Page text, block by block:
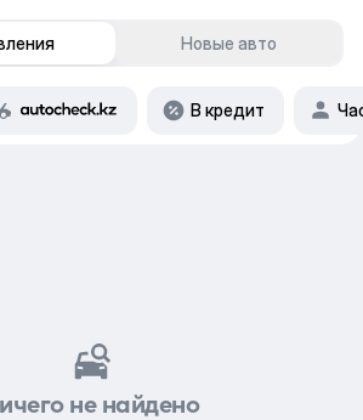
Новые авто
В кредит
не найдено